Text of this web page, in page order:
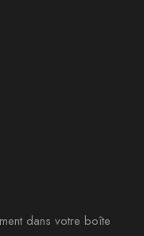
dans votre boîte